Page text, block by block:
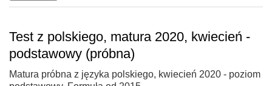
Test z polskiego, matura 2020, kwiecień -
podstawowy (próbna)
Matura próbna z języka polskiego, kwiecień 2020 - poziom